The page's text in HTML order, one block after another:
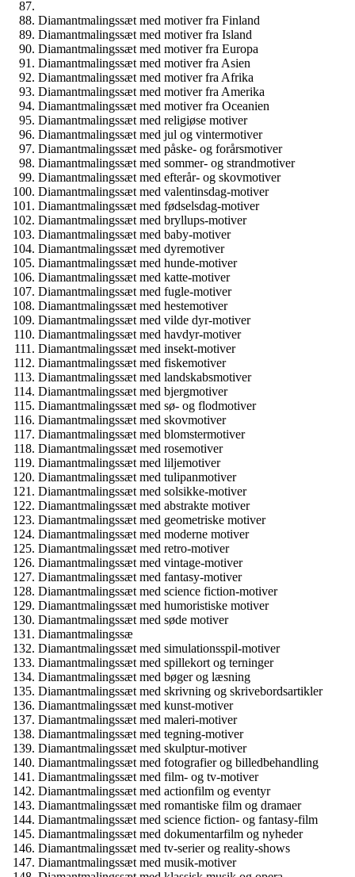
Diamantmalingssæt med motiver fra Finland
Diamantmalingssæt med motiver fra Island
Diamantmalingssæt med motiver fra Europa
Diamantmalingssæt med motiver fra Asien
Diamantmalingssæt med motiver fra Afrika
Diamantmalingssæt med motiver fra Amerika
Diamantmalingssæt med motiver fra Oceanien
Diamantmalingssæt med religiøse motiver
Diamantmalingssæt med jul og vintermotiver
Diamantmalingssæt med påske- og forårsmotiver
Diamantmalingssæt med sommer- og strandmotiver
Diamantmalingssæt med efterår- og skovmotiver
Diamantmalingssæt med valentinsdag-motiver
Diamantmalingssæt med fødselsdag-motiver
Diamantmalingssæt med bryllups-motiver
Diamantmalingssæt med baby-motiver
Diamantmalingssæt med dyremotiver
Diamantmalingssæt med hunde-motiver
Diamantmalingssæt med katte-motiver
Diamantmalingssæt med fugle-motiver
Diamantmalingssæt med hestemotiver
Diamantmalingssæt med vilde dyr-motiver
Diamantmalingssæt med havdyr-motiver
Diamantmalingssæt med insekt-motiver
Diamantmalingssæt med fiskemotiver
Diamantmalingssæt med landskabsmotiver
Diamantmalingssæt med bjergmotiver
Diamantmalingssæt med sø- og flodmotiver
Diamantmalingssæt med skovmotiver
Diamantmalingssæt med blomstermotiver
Diamantmalingssæt med rosemotiver
Diamantmalingssæt med liljemotiver
Diamantmalingssæt med tulipanmotiver
Diamantmalingssæt med solsikke-motiver
Diamantmalingssæt med abstrakte motiver
Diamantmalingssæt med geometriske motiver
Diamantmalingssæt med moderne motiver
Diamantmalingssæt med retro-motiver
Diamantmalingssæt med vintage-motiver
Diamantmalingssæt med fantasy-motiver
Diamantmalingssæt med science fiction-motiver
Diamantmalingssæt med humoristiske motiver
Diamantmalingssæt med søde motiver
Diamantmalingssæ
Diamantmalingssæt med simulationsspil-motiver
Diamantmalingssæt med spillekort og terninger
Diamantmalingssæt med bøger og læsning
Diamantmalingssæt med skrivning og skrivebordsartikler
Diamantmalingssæt med kunst-motiver
Diamantmalingssæt med maleri-motiver
Diamantmalingssæt med tegning-motiver
Diamantmalingssæt med skulptur-motiver
Diamantmalingssæt med fotografier og billedbehandling
Diamantmalingssæt med film- og tv-motiver
Diamantmalingssæt med actionfilm og eventyr
Diamantmalingssæt med romantiske film og dramaer
Diamantmalingssæt med science fiction- og fantasy-film
Diamantmalingssæt med dokumentarfilm og nyheder
Diamantmalingssæt med tv-serier og reality-shows
Diamantmalingssæt med musik-motiver